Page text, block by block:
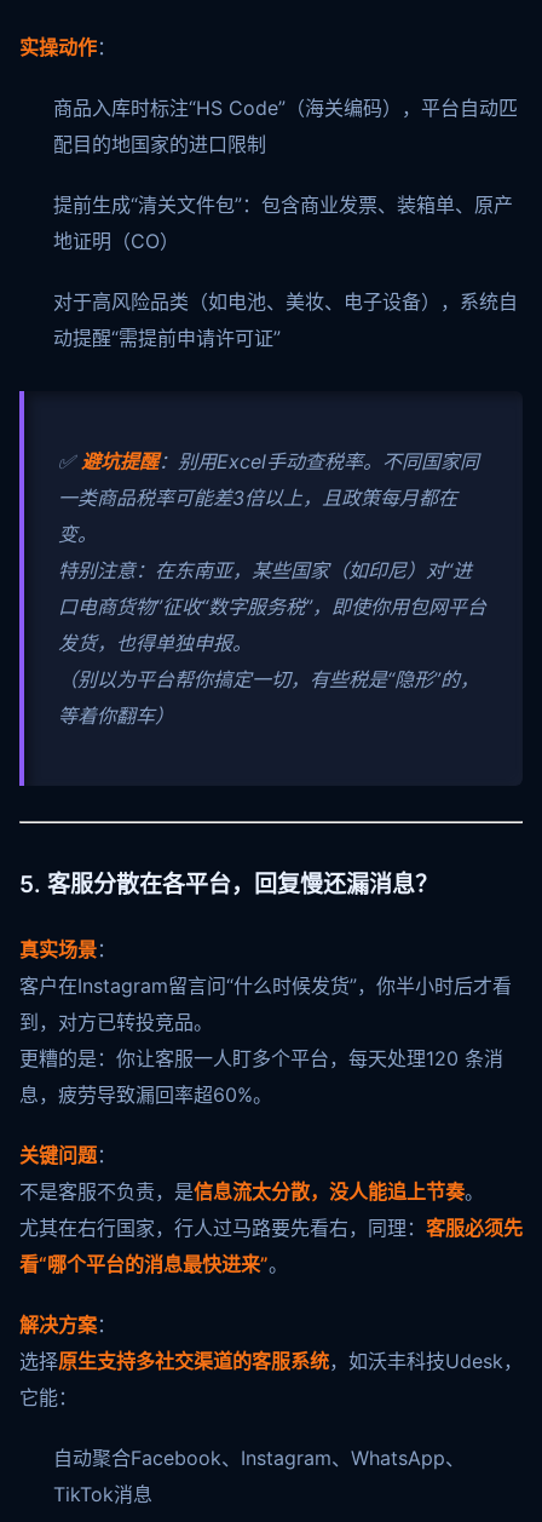
实操动作：
商品入库时标注“HS Code”（海关编码），平台自动匹
配目的地国家的进口限制
提前生成“清关文件包”：包含商业发票、装箱单、原产
地证明（CO）
对于高风险品类（如电池、美妆、电子设备），系统自
动提醒“需提前申请许可证”
✅避坑提醒：别用Excel手动查税率。不同国家同
一类商品税率可能差3倍以上，且政策每月都在
变。
特别注意：在东南亚，某些国家（如印尼）对“进
口电商货物”征收“数字服务税”，即使你用包网平台
发货，也得单独申报。
（别以为平台帮你搞定一切，有些税是“隐形”的，
等着你翻车）
5. 客服分散在各平台，回复慢还漏消息？
真实场景：
客户在Instagram留言问“什么时候发货”，你半小时后才看
到，对方已转投竞品。
更糟的是：你让客服一人盯多个平台，每天处理120 条消
息，疲劳导致漏回率超60%。
关键问题：
不是客服不负责，是信息流太分散，没人能追上节奏。
尤其在右行国家，行人过马路要先看右，同理： 客服必须先
看“哪个平台的消息最快进来”。
解决方案：
选择原生支持多社交渠道的客服系统，如沃丰科技Udesk，
它能：
自动聚合Facebook、Instagram、WhatsApp、
TikTok消息